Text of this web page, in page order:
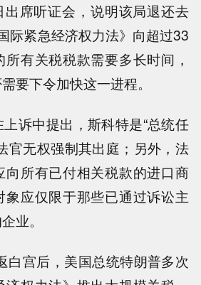
出席听证会，说明该局退还去
际紧急经济权力法》向超过33
有关税税款需要多长时间，
要下令加快这一进程。
诉中提出，斯科特是“总统任
官无权强制其出庭；另外，法
向所有已付相关税款的进口商
应仅限于那些已通过诉讼主
业。
宫后，美国总统特朗普多次